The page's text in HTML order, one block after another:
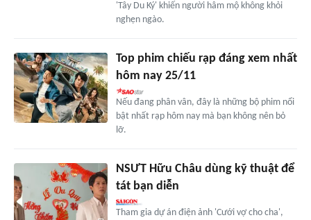
'Tây Du Ký' khiến người hâm mộ không khỏi
nghẹn ngào.
Top phim chiếu rạp đáng xem nhất
hôm nay 25/11
Nếu đang phân vân, đây là những bộ phim nổi
bật nhất rạp hôm nay mà bạn không nên bỏ
lỡ.
NSƯT Hữu Châu dùng kỹ thuật để
tát bạn diễn
Tham gia dự án điện ảnh 'Cưới vợ cho cha',